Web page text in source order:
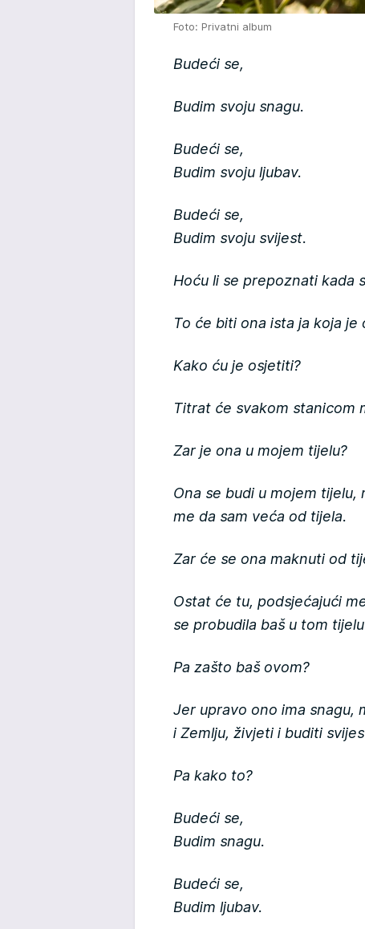
Foto: Privatni album
Budeći se,
Budim svoju snagu.
Budeći se,
Budim svoju ljubav.
Budeći se,
Budim svoju svijest.
Hoću li se prepoznati kada
To će biti ona ista ja koja je
Kako ću je osjetiti?
Titrat će svakom stanicom
Zar je ona u mojem tijelu?
Ona se budi u mojem tijelu,
me da sam veća od tijela.
Zar će se ona maknuti od
Ostat će tu, podsjećajući
se probudila baš u tom
Pa zašto baš ovom?
Jer upravo ono ima snagu,
i Zemlju, živjeti i buditi
Pa kako to?
Budeći se,
Budim snagu.
Budeći se,
Budim ljubav.